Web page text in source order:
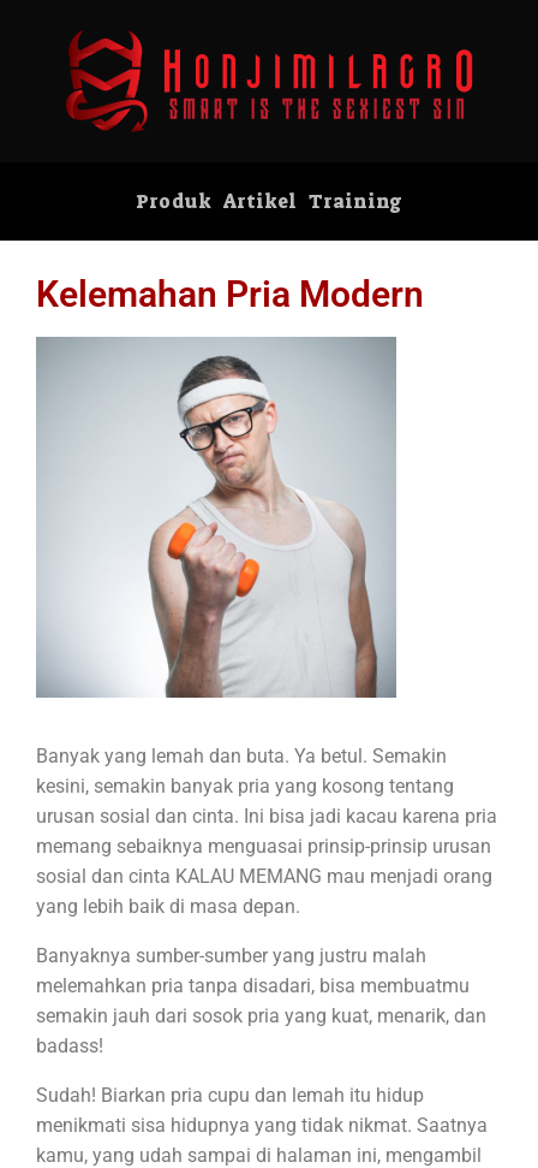
Produk Artikel Training
Kelemahan Pria Modern
Banyak yang lemah dan buta. Ya betul. Semakin
kesini, semakin banyak pria yang kosong tentang
urusan sosial dan cinta. Ini bisa jadi kacau karena pria
memang sebaiknya menguasai prinsip-prinsip urusan
sosial dan cinta KALAU MEMANG mau menjadi orang
yang lebih baik di masa depan.
Banyaknya sumber-sumber yang justru malah
melemahkan pria tanpa disadari, bisa membuatmu
semakin jauh dari sosok pria yang kuat, menarik, dan
badass!
Sudah! Biarkan pria cupu dan lemah itu hidup
menikmati sisa hidupnya yang tidak nikmat. Saatnya
kamu, yang udah sampai di halaman ini, mengambil